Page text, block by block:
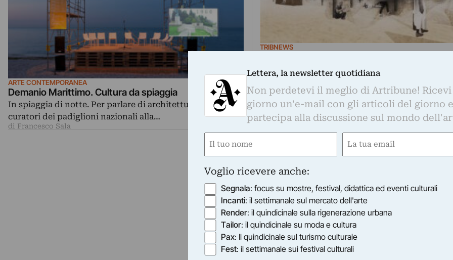
ARTE CONTEMPORANEA
Demanio Marittimo. Cultura da spiaggia
In spiaggia di notte. Per parlare di architettura con i
curatori dei padiglioni nazionali alla…
di Francesco Sala
TRIBNEWS
Una rete (da pesca) fra cultura e tradizioni.
saranno gli allestimenti di Demanio
l’evento estivo dedicato a Senigallia ad
arti
Demanio Marittimo.km-278 annuncia i
concorso di idee per l’allestimento della
la maratona…
Lettera, la newsletter quotidiana
Non perdetevi il meglio di Artribune! Ricevi
giorno un'e-mail con gli articoli del giorno e
partecipa alla discussione sul mondo
Nome
Email
Voglio ricevere anche:
Segnala: focus su mostre, festival, didattica ed eventi culturali
Incanti: il settimanale sul mercato dell'arte
Render: il quindicinale sulla rigenerazione urbana
Tailor: il quindicinale su moda e cultura
Pax: Il quindicinale sul turismo culturale
Fest: il settimanale sui festival culturali